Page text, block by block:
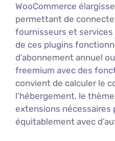
WooCommerce
permettant de
fournisseurs et
de ces plugins
d’abonnement annuel
freemium avec des
convient de calculer le
l’hébergement, le
extensions nécessaires
équitablement avec